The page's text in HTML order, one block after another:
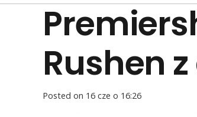
Rushen
Posted on 16 cze o 16:26